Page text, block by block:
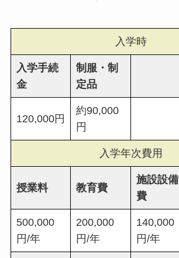
入学時
入学手続
金
制服・制
定品
120,000円
約90,000
円
入学年次費用
授業料 教育費
施設設備
費
500,000
円/年
200,000
円/年
140,000
円/年